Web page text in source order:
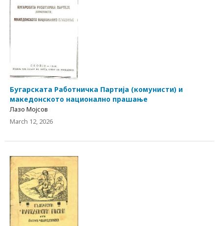
Бугарската Работничка Партија (комунисти) и
македонското национално прашање
Лазо Мојсов
March 12, 2026